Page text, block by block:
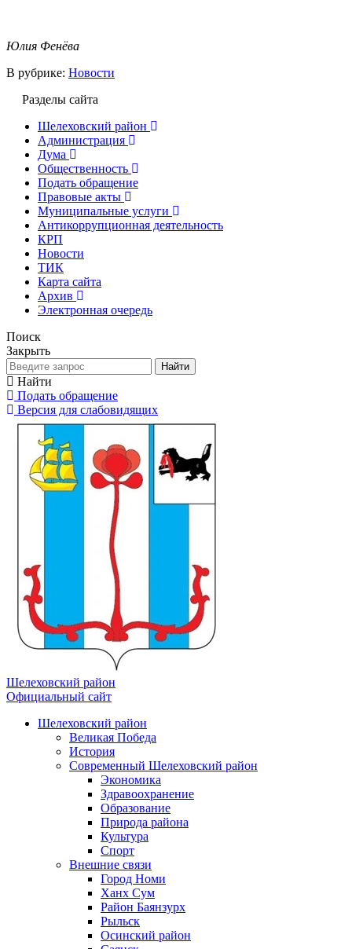
Юлия Фенёва
В рубрике: Новости
Разделы сайта
Шелеховский район
Администрация
Дума
Общественность
Подать обращение
Правовые акты
Муниципальные услуги
Антикоррупционная деятельность
КРП
Новости
ТИК
Карта сайта
Архив
Электронная очередь
Поиск
Закрыть
Найти
Найти
Подать обращение
Версия для слабовидящих
Шелеховский район
Официальный сайт
Шелеховский район
Великая Победа
История
Современный Шелеховский район
Экономика
Здравоохранение
Образование
Природа района
Культура
Спорт
Внешние связи
Город Номи
Ханх Сум
Район Баянзурх
Рыльск
Осинский район